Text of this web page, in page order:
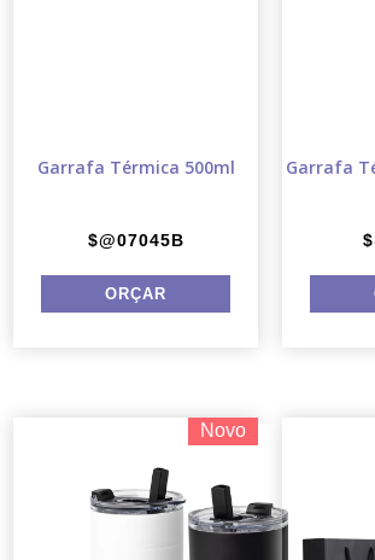
Garrafa Térmica 500ml
$@07045B
Garrafa
Novo